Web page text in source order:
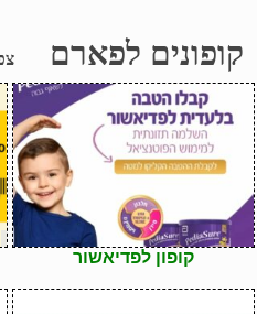
קופונים לפארם
קופון לפדיאשור